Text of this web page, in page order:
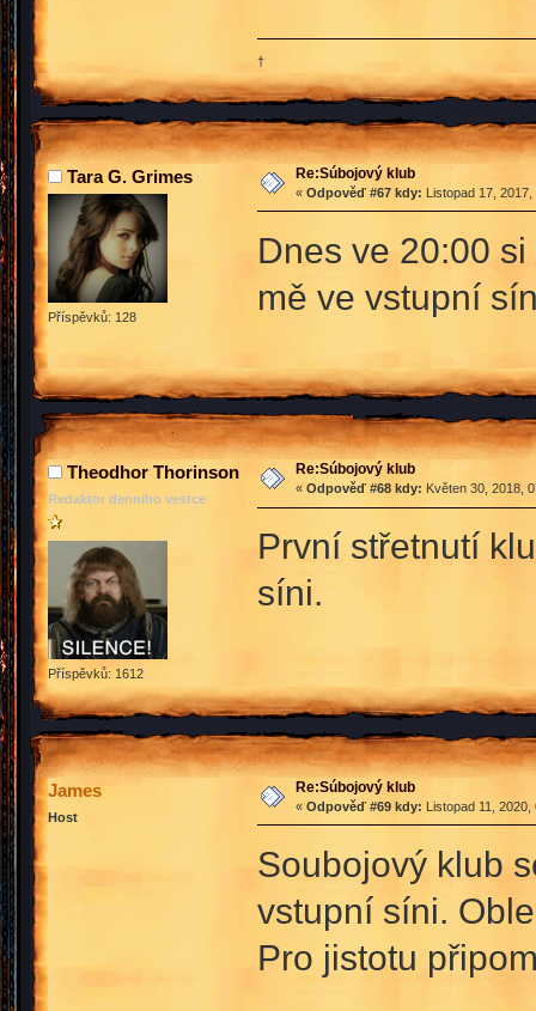
†
Tara G. Grimes
Příspěvků: 128
Re:Súbojový klub
« Odpověď #67 kdy: Listopad 17,
Dnes ve 20:00
mě ve vstupní
Theodhor Thorinson
Redaktor denniho vestce
Příspěvků: 1612
Re:Súbojový klub
« Odpověď #68 kdy: Květen 30, 2018,
První střetnutí
síni.
James
Host
Re:Súbojový klub
« Odpověď #69 kdy: Listopad 11,
Soubojový klub
vstupní síni.
Pro jistotu